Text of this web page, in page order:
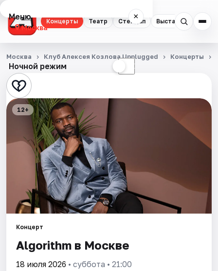
Концерты Театр Стендап Выставки
Меню ×
Москва
Концерты
Театр
Стендап
Выставки
Квесты
Экскурсии
Спорт
События
Города
Площадки
Ночной режим ☾
Москва Клуб Алексея Козлова Unplugged Концерты
12+
Концерт
Algorithm в Москве
18 июля 2026 • суббота • 21:00